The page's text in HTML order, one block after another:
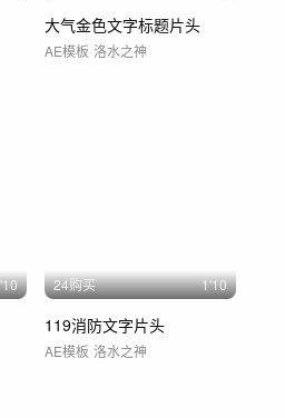
大气金色文字标题片头
AE模板 洛水之神
24购买 1'10
119消防文字片头
AE模板 洛水之神